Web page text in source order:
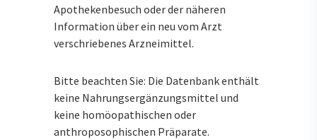
Apothekenbesuch oder der näheren
Information über ein neu vom Arzt
verschriebenes Arzneimittel.
Bitte beachten Sie: Die Datenbank enthält
keine Nahrungsergänzungsmittel und
keine homöopathischen oder
anthroposophischen Präparate.